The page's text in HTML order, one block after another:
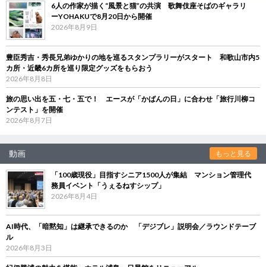
6人の作家が描く“風景と猫”の共演 歌舞伎座そばのギャラリ
ーYOHAKUで8月20日から開催
2026年8月9日
豊臣秀吉・秀長兄弟ゆかりの地を巡るスタンプラリーがスタート 和歌山市内5
カ所・近畿6カ所を巡り限定グッズをもらおう
2026年8月8日
旅の思い出を五・七・五で！ エースが「かばんの日」に合わせ「旅行川柳コ
ンテスト」を開催
2026年8月7日
動画 もっと見る
「100歳現役」目指すシニア1500人が集結 マンション管理代
務員イベント「うぇるねすシップ」
2026年8月4日
AI時代、「暗黙知」は継承できるのか 「デジブレ」説明会／ラウンドテーブ
ル
2026年8月3日